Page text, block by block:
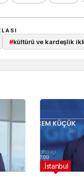
#kültürü ve kardeşlik
.İstanbul